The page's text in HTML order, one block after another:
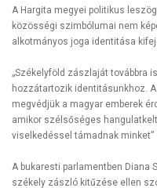
A Hargita megyei politikus
közösségi szimbólumai nem
alkotmányos joga identitása
„Székelyföld zászlaját továbbra
hozzátartozik identitásunkhoz.
megvédjük a magyar emberek
amikor szélsőséges
viselkedéssel támadnak minket”
A bukaresti parlamentben Diana
székely zászló kitűzése ellen